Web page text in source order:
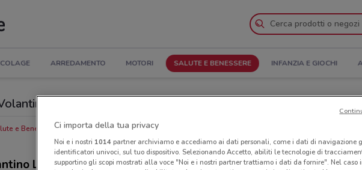
ARREDAMENTO MOTORI SALUTE E BENESSERE INFANZIA E GIOCHI
Orari di apertura e Indirizzi
e Benessere a Monza Negozi Linfa Farmacie a Monza
Linfa Farmacie
Ci importa della tua privacy
Noi e i nostri 1014partner archiviamo e accediamo ai dati personali, come i dati di navigazione
identificatori univoci, sul tuo dispositivo. Selezionando Accetto, abiliti le tecnologie di
supportino gli scopi mostrati alla voce "Noi e i nostri partner trattiamo i dati da fornire". Nel caso